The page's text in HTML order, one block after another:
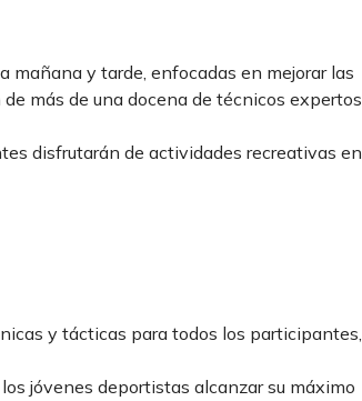
mañana y tarde, enfocadas en mejorar las
más de una docena de técnicos
disfrutarán de actividades recreativas
y tácticas para todos los participantes,
jóvenes deportistas alcanzar su máximo